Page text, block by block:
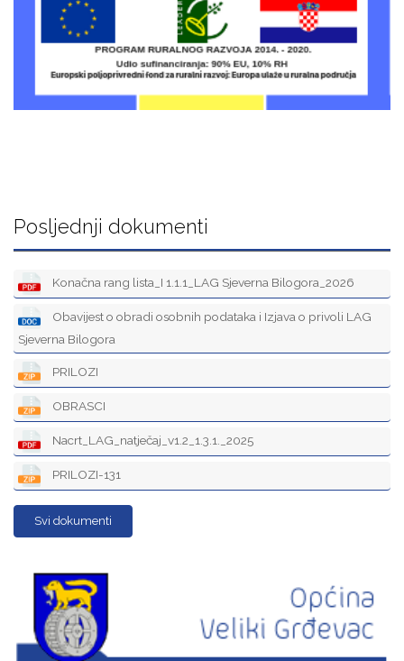
Posljednji dokumenti
Konačna rang lista_I 1.1.1_LAG Sjeverna Bilogora_2026
Obavijest o obradi osobnih podataka i Izjava o privoli LAG
Sjeverna Bilogora
PRILOZI
OBRASCI
Nacrt_LAG_natječaj_v1.2_1.3.1._2025
PRILOZI-131
Svi dokumenti